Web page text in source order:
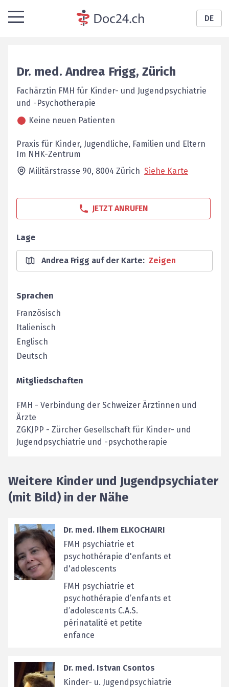
DE
Dr. med. Andrea Frigg, Zürich
Fachärztin FMH für Kinder- und Jugendpsychiatrie
und -Psychotherapie
Keine neuen Patienten
Praxis für Kinder, Jugendliche, Familien und Eltern
Im NHK-Zentrum
Militärstrasse 90, 8004 Zürich Siehe Karte
JETZT ANRUFEN
Lage
Andrea Frigg auf der Karte: Zeigen
Sprachen
Französisch
Italienisch
Englisch
Deutsch
Mitgliedschaften
FMH - Verbindung der Schweizer Ärztinnen und
Ärzte
ZGKJPP - Zürcher Gesellschaft für Kinder- und
Jugendpsychiatrie und -psychotherapie
Weitere Kinder und Jugendpsychiater
(mit Bild) in der Nähe
Dr. med. Ilhem ELKOCHAIRI
FMH psychiatrie et
psychothérapie d'enfants et
d'adolescents
FMH psychiatrie et
psychothérapie d’enfants et
d’adolescents C.A.S.
périnatalité et petite
enfance
Dr. med. Istvan Csontos
Kinder- u. Jugendpsychiatrie